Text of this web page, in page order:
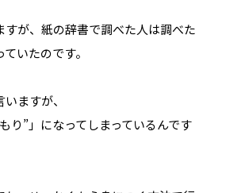
すが、紙の辞書で調べた人は調べた
いたのです。
ますが、
り”」になってしまっているんです